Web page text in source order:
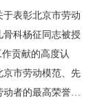
表彰北京市劳动
骨科杨征同志被授
贡献的高度认
京市劳动模范、先
者的最高荣誉，